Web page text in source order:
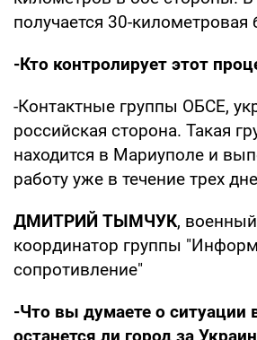
получается 30-километровая
-Кто контролирует этот
-Контактные группы ОБСЕ,
российская сторона. Такая
находится в Мариуполе и
работу уже в течение трех
ДМИТРИЙ ТЫМЧУК,
координатор группы
сопротивление"
-Что вы думаете о ситуации
останется ли город за